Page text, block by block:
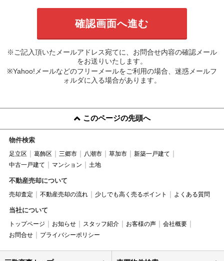
※ご記入頂いたメールアドレス宛てに、お問合せ内容の確認メール
をお送りいたします。
※Yahoo!メールなどのフリーメールをご利用の場合、迷惑メールフ
ォルダに入る場合があります。
このページの先頭へ
物件検索
足立区 葛飾区 三郷市 八潮市 草加市
新築一戸建て
中古一戸建て
マンション 土地
不動産売却について
売却査定 不動産売却の流れ 少しでも高く売るポイント よくある質問
当社について
トップページ お知らせ スタッフ紹介 お客様の声
会社概要
お問合せ
プライバシーポリシー